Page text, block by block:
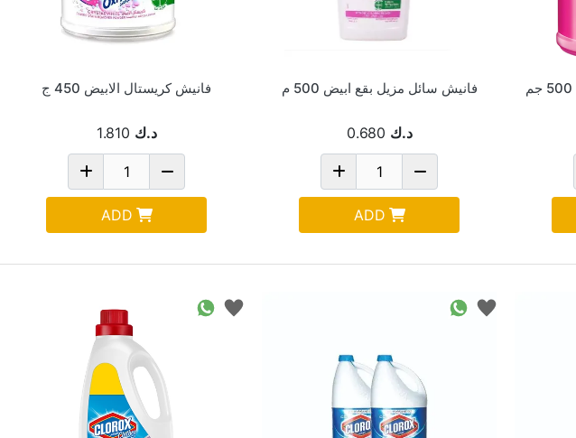
فانيش سائل مزيل بقع ابيض 500 م
د.ك 0.680
ADD
فانيش كريستال الابيض 450 ج
د.ك 1.810
ADD